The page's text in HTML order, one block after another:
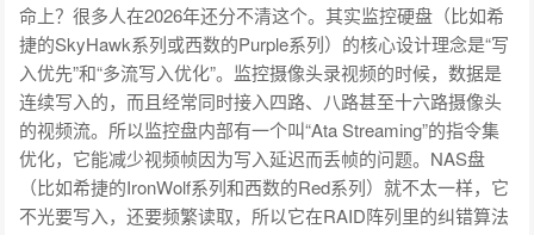
命上？很多人在2026年还分不清这个。其实监控硬盘（比如希
捷的SkyHawk系列或西数的Purple系列）的核心设计理念是“写
入优先”和“多流写入优化”。监控摄像头录视频的时候，数据是
连续写入的，而且经常同时接入四路、八路甚至十六路摄像头
的视频流。所以监控盘内部有一个叫“Ata Streaming”的指令集
优化，它能减少视频帧因为写入延迟而丢帧的问题。NAS盘
（比如希捷的IronWolf系列和西数的Red系列）就不太一样，它
不光要写入，还要频繁读取，所以它在RAID阵列里的纠错算法